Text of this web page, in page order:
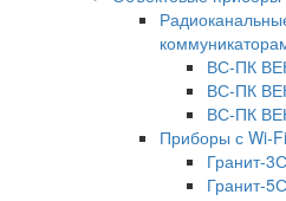
ВС-ПК
ВС-ПК
ВС-ПК
Приборы с Wi-
Гранит-3С
Гранит-5С